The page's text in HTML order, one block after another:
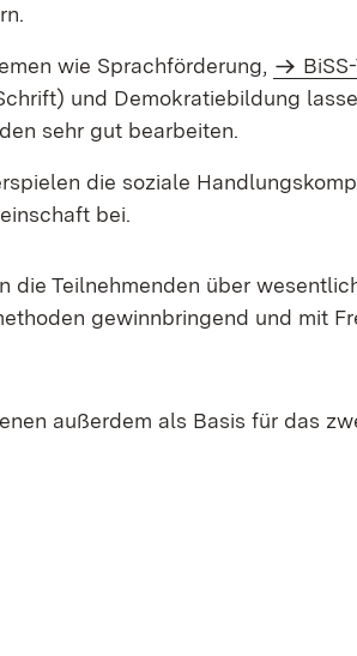
wie Sprachförderung,
und Demokratiebildung
sehr gut bearbeiten.
die soziale
bei.
die Teilnehmenden über
gewinnbringend und mit
außerdem als Basis für das